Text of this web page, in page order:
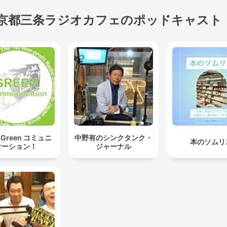
都三条ラジオカフェのポッドキャスト
コミュニ
ション！
中野有のシンクタンク・
ジャーナル
本のソム